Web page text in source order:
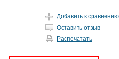
Добавить к сравнению
Оставить отзыв
Распечатать